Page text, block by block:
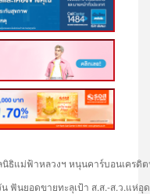
นิธิแม่ฟ้าหลวงฯ หนุนคาร์บอนเคร
ฟันยอดขายทะลุเป้า ส.ส.-ส.ว.แห่